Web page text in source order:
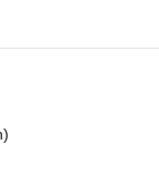
서 상태를 확대합니다.